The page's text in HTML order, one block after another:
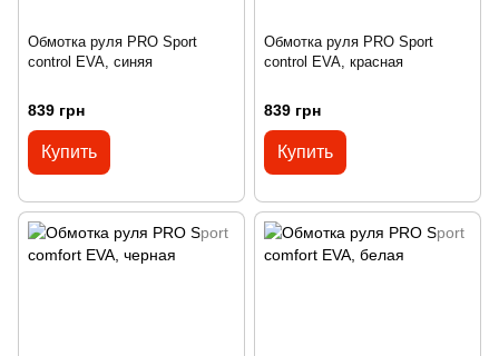
Обмотка руля PRO Sport
control EVA, синяя
839 грн
Купить
Обмотка руля PRO Sport
control EVA, красная
839 грн
Купить